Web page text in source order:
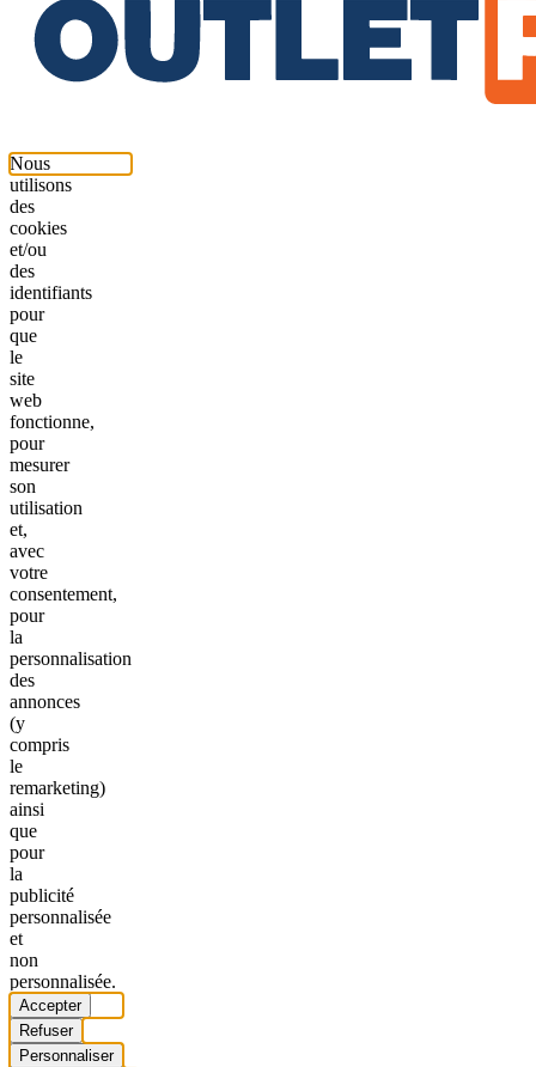
Nous
utilisons
des
cookies
et/ou
des
identifiants
pour
que
le
site
web
fonctionne,
pour
mesurer
son
utilisation
et,
avec
votre
consentement,
pour
la
personnalisation
des
annonces
(y
compris
le
remarketing)
ainsi
que
pour
la
publicité
personnalisée
et
non
personnalisée.
Accepter
Refuser
Personnaliser